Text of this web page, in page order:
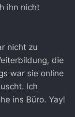
ihn nicht
nicht zu
die
war sie online
Ich
ins Büro. Yay!